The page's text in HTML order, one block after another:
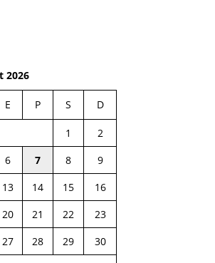
2026
E P S D
1
2
6 7 8
9
13 14 15
16
20 21 22
23
27 28 29
30